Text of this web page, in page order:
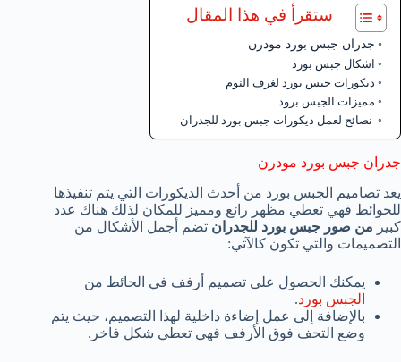
ستقرأ في هذا المقال
جدران جبس بورد مودرن
اشكال جبس بورد
ديكورات جبس بورد لغرف النوم
مميزات الجبس برود
نصائح لعمل ديكورات جبس بورد للجدران
جدران جبس بورد مودرن
يعد تصاميم الجبس بورد من أحدث الديكورات التي يتم تنفيذها
للحوائط فهي تعطي مظهر رائع ومميز للمكان لذلك هناك عدد
كبير من صور جبس بورد للجدران تضم أجمل الأشكال من
التصميمات والتي تكون كالآتي:
يمكنك الحصول على تصميم أرفف في الحائط من
الجبس بورد.
بالإضافة إلى عمل إضاءة داخلية لهذا التصميم، حيث يتم
وضع التحف فوق الأرفف فهي تعطي شكل فاخر.